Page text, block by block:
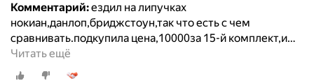
Комментарий:ездил на липучках
нокиан,данлоп,бриджстоун,так что есть с чем
сравнивать.подкупила цена,10000за 15-й комплект,и…
Читать ещё